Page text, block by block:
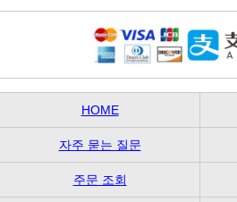
HOME
자주 묻는 질문
주문 조회